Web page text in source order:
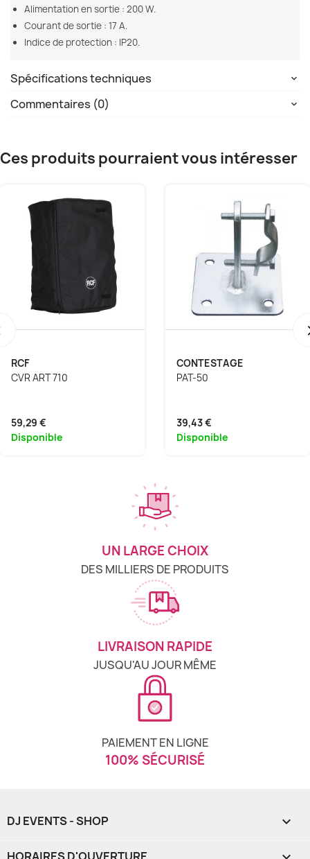
Alimentation en sortie : 200 W.
Courant de sortie : 17 A.
Indice de protection : IP20.
Spécifications techniques
Commentaires (0)
Ces produits pourraient vous intéresser
RCF
CVR ART 710
59,29 €
Disponible
CONTESTAGE
PAT-50
39,43 €
Disponible
UN LARGE CHOIX
DES MILLIERS DE PRODUITS
LIVRAISON RAPIDE
JUSQU'AU JOUR MÊME
PAIEMENT EN LIGNE
100% SÉCURISÉ
DJ EVENTS - SHOP 